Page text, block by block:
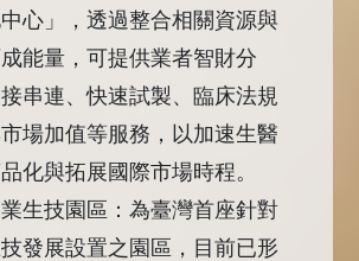
心」，透過整合相關資源與
能量，可提供業者智財分
串連、快速試製、臨床法規
場加值等服務，以加速生醫
化與拓展國際市場時程。
生技園區：為臺灣首座針對
發展設置之園區，目前已形